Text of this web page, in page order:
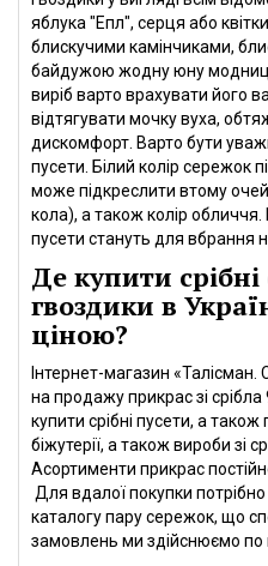
яблука "Епл", серця або
блискучими камінчиками,
байдужою жодну юну
виріб варто врахувати його
відтягувати мочку вуха,
дискомфорт. Варто бути
пусети. Білий колір сережок
може підкреслити втому
кола), а також колір обличчя.
пусети стануть для вбрання
Де купити
гвоздики в
ціною?
Інтернет-магазин «Талісман.
на продажу прикрас зі
купити срібні пусети, а
біжутерії, а також вироби зі
Асортименти прикрас
Для вдалої покупки
каталогу пару сережок, що
замовлень ми здійснюємо по